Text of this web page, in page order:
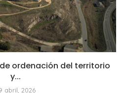
ordenación del territorio
y...
abril, 2026